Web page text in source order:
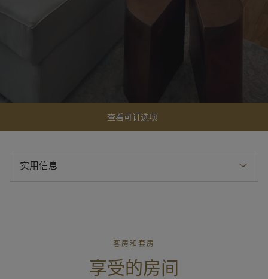
查看可订选项
实用信息
客房和套房
享受的房间